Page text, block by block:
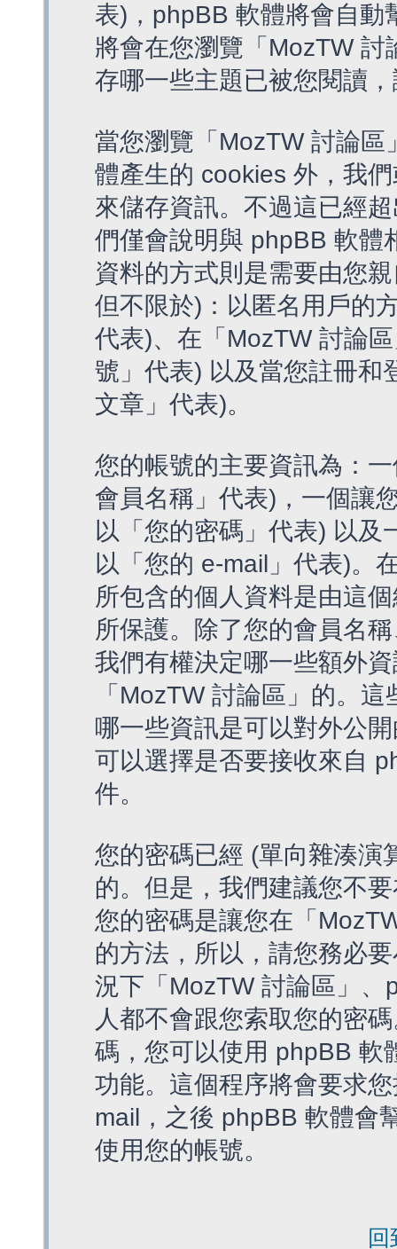
表)，phpBB 軟體將會自動
將會在您瀏覽「MozTW
存哪一些主題已被您閱讀
當您瀏覽「MozTW 討論
體產生的 cookies 外，我
來儲存資訊。不過這已經
們僅會說明與 phpBB 軟體
資料的方式則是需要由您
但不限於)：以匿名用戶的
代表)、在「MozTW 討論
號」代表) 以及當您註冊和
文章」代表)。
您的帳號的主要資訊為：
會員名稱」代表)，一個讓
以「您的密碼」代表) 以及
以「您的 e-mail」代表)。
所包含的個人資料是由這
所保護。除了您的會員名
我們有權決定哪一些額外
「MozTW 討論區」的。
哪一些資訊是可以對外公
可以選擇是否要接收來自
件。
您的密碼已經 (單向雜湊演
的。但是，我們建議您不
您的密碼是讓您在「
的方法，所以，請您務必
況下「MozTW 討論區」
人都不會跟您索取您的密
碼，您可以使用 phpBB 軟
功能。這個程序將會要求
mail，之後 phpBB 軟體會
使用您的帳號。